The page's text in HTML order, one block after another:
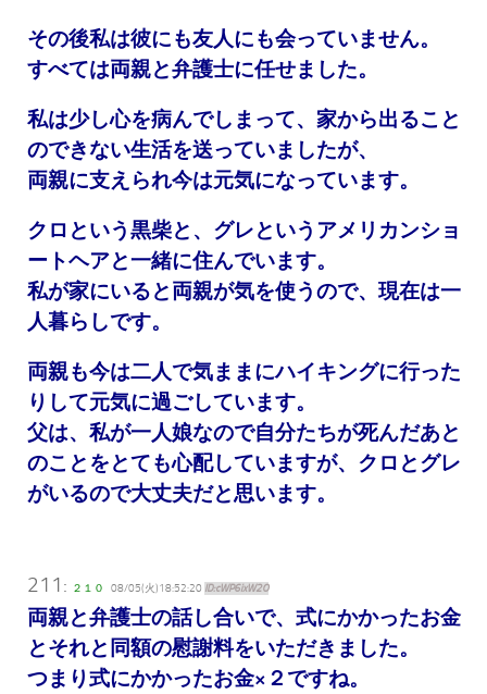
その後私は彼にも友人にも会っていません。
すべては両親と弁護士に任せました。
私は少し心を病んでしまって、家から出ること
のできない生活を送っていましたが、
両親に支えられ今は元気になっています。
クロという黒柴と、グレというアメリカンショ
ートヘアと一緒に住んでいます。
私が家にいると両親が気を使うので、現在は一
人暮らしです。
両親も今は二人で気ままにハイキングに行った
りして元気に過ごしています。
父は、私が一人娘なので自分たちが死んだあと
のことをとても心配していますが、クロとグレ
がいるので大丈夫だと思います。
211: ２１０ 08/05(火)18:52:20 ID:cWP6ixW2O
両親と弁護士の話し合いで、式にかかったお金
とそれと同額の慰謝料をいただきました。
つまり式にかかったお金×２ですね。